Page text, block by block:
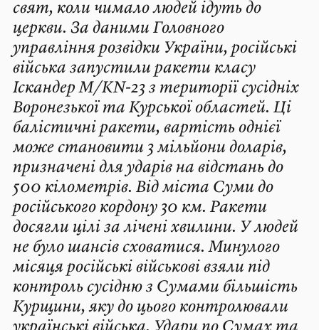
свят, коли чимало людей ідуть до
церкви. За даними Головного
управління розвідки України, російські
війська запустили ракети класу
Іскандер М/KN-23 з території сусідніх
Воронезької та Курської областей. Ці
балістичні ракети, вартість однієї
може становити 3 мільйони доларів,
призначені для ударів на відстань до
500 кілометрів. Від міста Суми до
російського кордону 30 км. Ракети
досягли цілі за лічені хвилини. У людей
не було шансів сховатися. Минулого
місяця російські військові взяли під
контроль сусідню з Сумами більшість
Курщини, яку до цього контролювали
українські війська. Удари по Сумах та